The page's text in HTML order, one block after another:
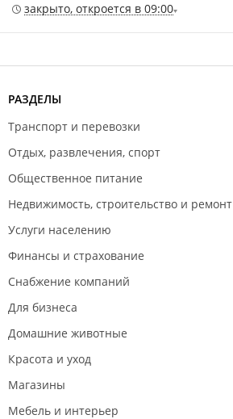
закрыто, откроется в 09:00
РАЗДЕЛЫ
Транспорт и перевозки
Отдых, развлечения, спорт
Общественное питание
Недвижимость, строительство и ремонт
Услуги населению
Финансы и страхование
Снабжение компаний
Для бизнеса
Домашние животные
Красота и уход
Магазины
Мебель и интерьер